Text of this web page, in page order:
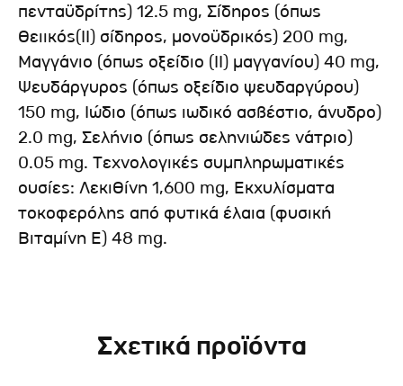
πενταϋδρίτης) 12.5 mg, Σίδηρος (όπως
θειικός(ΙΙ) σίδηρος, μονοϋδρικός) 200 mg,
Μαγγάνιο (όπως οξείδιο (ΙΙ) μαγγανίου) 40 mg,
Ψευδάργυρος (όπως οξείδιο ψευδαργύρου)
150 mg, Ιώδιο (όπως ιωδικό ασβέστιο, άνυδρο)
2.0 mg, Σελήνιο (όπως σεληνιώδες νάτριο)
0.05 mg. Τεχνολογικές συμπληρωματικές
ουσίες: Λεκιθίνη 1,600 mg, Εκχυλίσματα
τοκοφερόλης από φυτικά έλαια (φυσική
Βιταμίνη Ε) 48 mg.
Σχετικά προϊόντα